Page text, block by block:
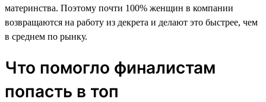
материнства. Поэтому почти 100% женщин в компании
возвращаются на работу из декрета и делают это быстрее, чем
в среднем по рынку.
Что помогло финалистам
попасть в топ